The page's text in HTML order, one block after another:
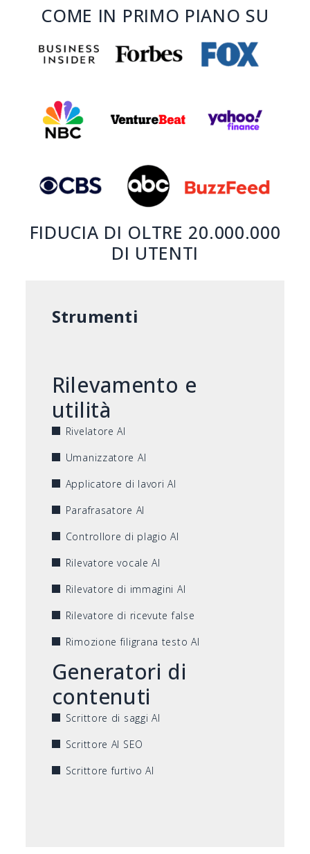
COME IN PRIMO PIANO SU
FIDUCIA DI OLTRE 20.000.000
DI UTENTI
Strumenti
Rilevamento e
utilità
Rivelatore AI
Umanizzatore AI
Applicatore di lavori AI
Parafrasatore AI
Controllore di plagio AI
Rilevatore vocale AI
Rilevatore di immagini AI
Rilevatore di ricevute false
Rimozione filigrana testo AI
Generatori di
contenuti
Scrittore di saggi AI
Scrittore AI SEO
Scrittore furtivo AI